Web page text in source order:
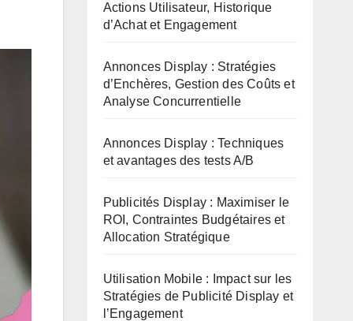
Actions Utilisateur, Historique
d’Achat et Engagement
Annonces Display : Stratégies
d’Enchères, Gestion des Coûts et
Analyse Concurrentielle
Annonces Display : Techniques
et avantages des tests A/B
Publicités Display : Maximiser le
ROI, Contraintes Budgétaires et
Allocation Stratégique
Utilisation Mobile : Impact sur les
Stratégies de Publicité Display et
l’Engagement